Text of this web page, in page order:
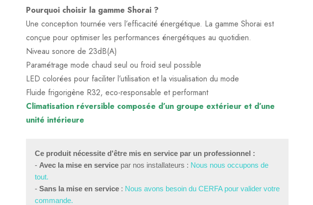
Pourquoi choisir la gamme Shorai ?
Une conception tournée vers l’efficacité énergétique. La gamme Shorai est
conçue pour optimiser les performances énergétiques au quotidien.
Niveau sonore de 23dB(A)
Paramétrage mode chaud seul ou froid seul possible
LED colorées pour faciliter l’utilisation et la visualisation du mode
Fluide frigorigène R32, eco-responsable et performant
Climatisation réversible composée d’un groupe extérieur et d’une
unité intérieure
Ce produit nécessite d'être mis en service par un professionnel :
- Avec la mise en service par nos installateurs : Nous nous occupons de
tout.
- Sans la mise en service : Nous avons besoin du CERFA pour valider votre
commande.